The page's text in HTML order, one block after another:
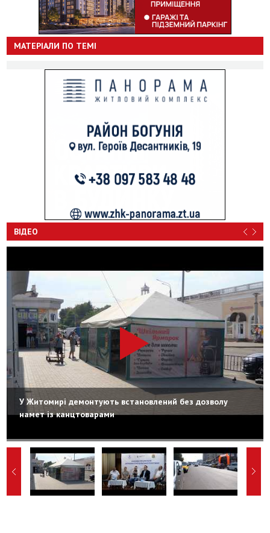
МАТЕРІАЛИ ПО ТЕМІ
ВІДЕО
У Житомирі демонтують встановлений без дозволу
намет із канцтоварами